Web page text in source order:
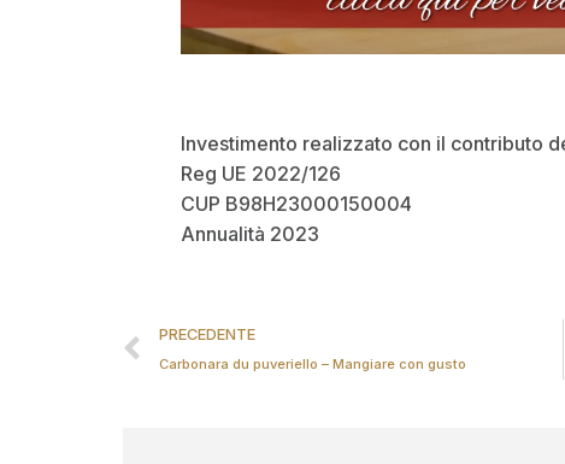
Investimento realizzato con il contributo
Reg UE 2022/126
CUP B98H23000150004
Annualità 2023
PRECEDENTE
Carbonara du puveriello – Mangiare con gusto